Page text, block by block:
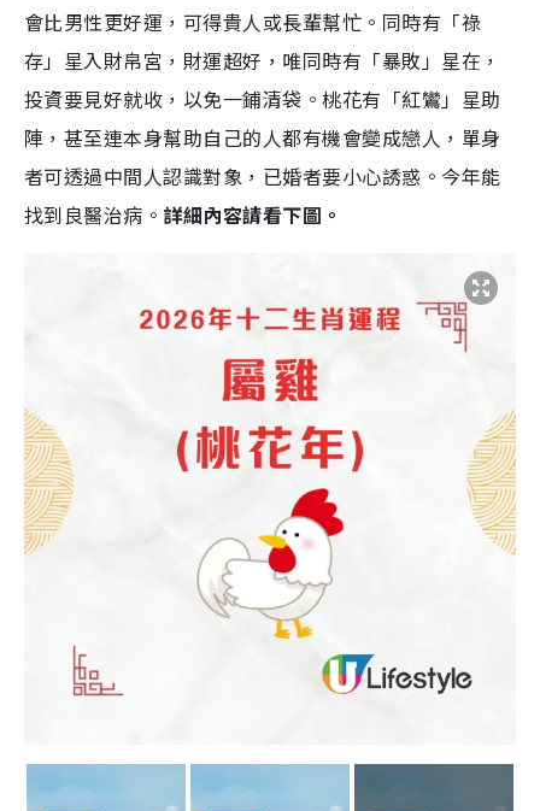
會比男性更好運，可得貴人或長輩幫忙。同時有「祿
存」星入財帛宮，財運超好，唯同時有「暴敗」星在，
投資要見好就收，以免一鋪清袋。桃花有「紅鸞」星助
陣，甚至連本身幫助自己的人都有機會變成戀人，單身
者可透過中間人認識對象，已婚者要小心誘惑。今年能
找到良醫治病。 詳細內容請看下圖。